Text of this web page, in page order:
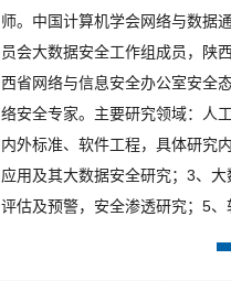
师。中国计算机学会网络与数据
员会大数据安全工作组成员，陕
西省网络与信息安全办公室安全
络安全专家。主要研究领域：人
内外标准、软件工程，具体研究
应用及其大数据安全研究；3、
评估及预警，安全渗透研究；5、